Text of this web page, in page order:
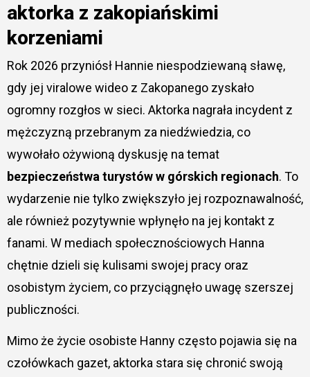
aktorka z zakopiańskimi
korzeniami
Rok 2026 przyniósł Hannie niespodziewaną sławę,
gdy jej viralowe wideo z Zakopanego zyskało
ogromny rozgłos w sieci. Aktorka nagrała incydent z
mężczyzną przebranym za niedźwiedzia, co
wywołało ożywioną dyskusję na temat
bezpieczeństwa turystów w górskich regionach. To
wydarzenie nie tylko zwiększyło jej rozpoznawalność,
ale również pozytywnie wpłynęło na jej kontakt z
fanami. W mediach społecznościowych Hanna
chętnie dzieli się kulisami swojej pracy oraz
osobistym życiem, co przyciągnęło uwagę szerszej
publiczności.
Mimo że życie osobiste Hanny często pojawia się na
czołówkach gazet, aktorka stara się chronić swoją